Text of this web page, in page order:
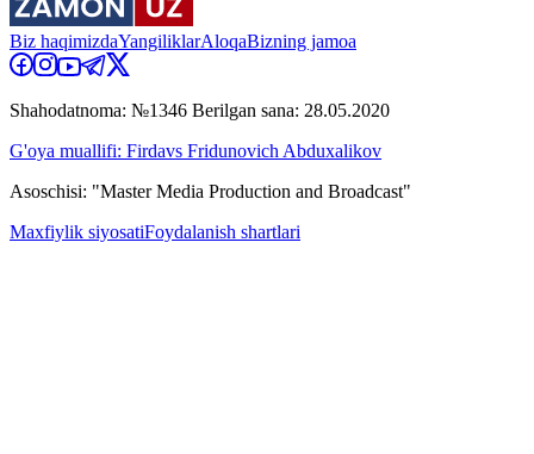
Biz haqimizdaYangiliklarAloqaBizning jamoa
Shahodatnoma: №1346 Berilgan sana: 28.05.2020
G'oya muallifi: Firdavs Fridunovich Abduxalikov
Asoschisi: "Master Media Production and Broadcast"
Maxfiylik siyosatiFoydalanish shartlari